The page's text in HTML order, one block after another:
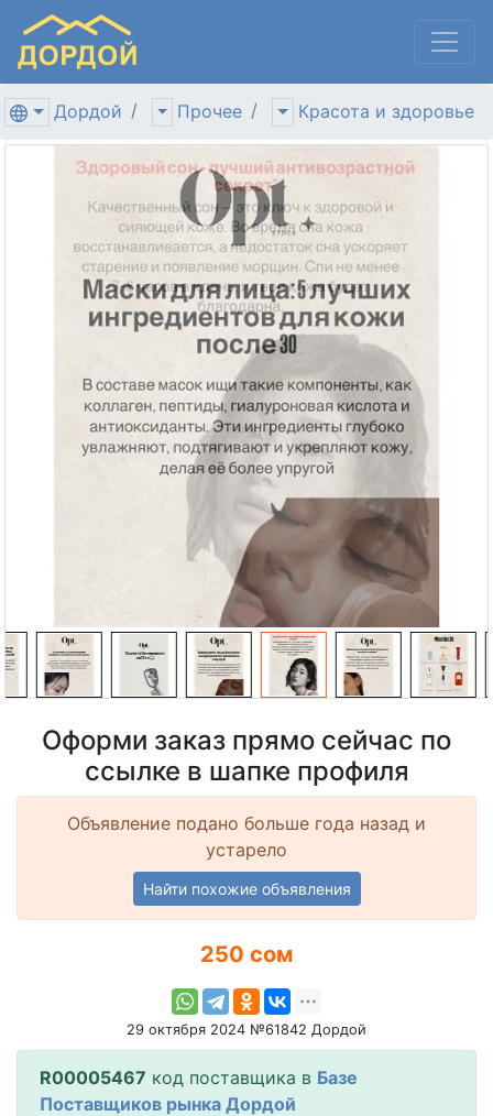
Дордой Прочее Красота и здоровье
Оформи заказ прямо сейчас по
ссылке в шапке профиля
Объявление подано больше года назад и
устарело
Найти похожие объявления
250 сом
29 октября 2024 №61842 Дордой
R00005467 код поставщика в Базе
Поставщиков рынка Дордой